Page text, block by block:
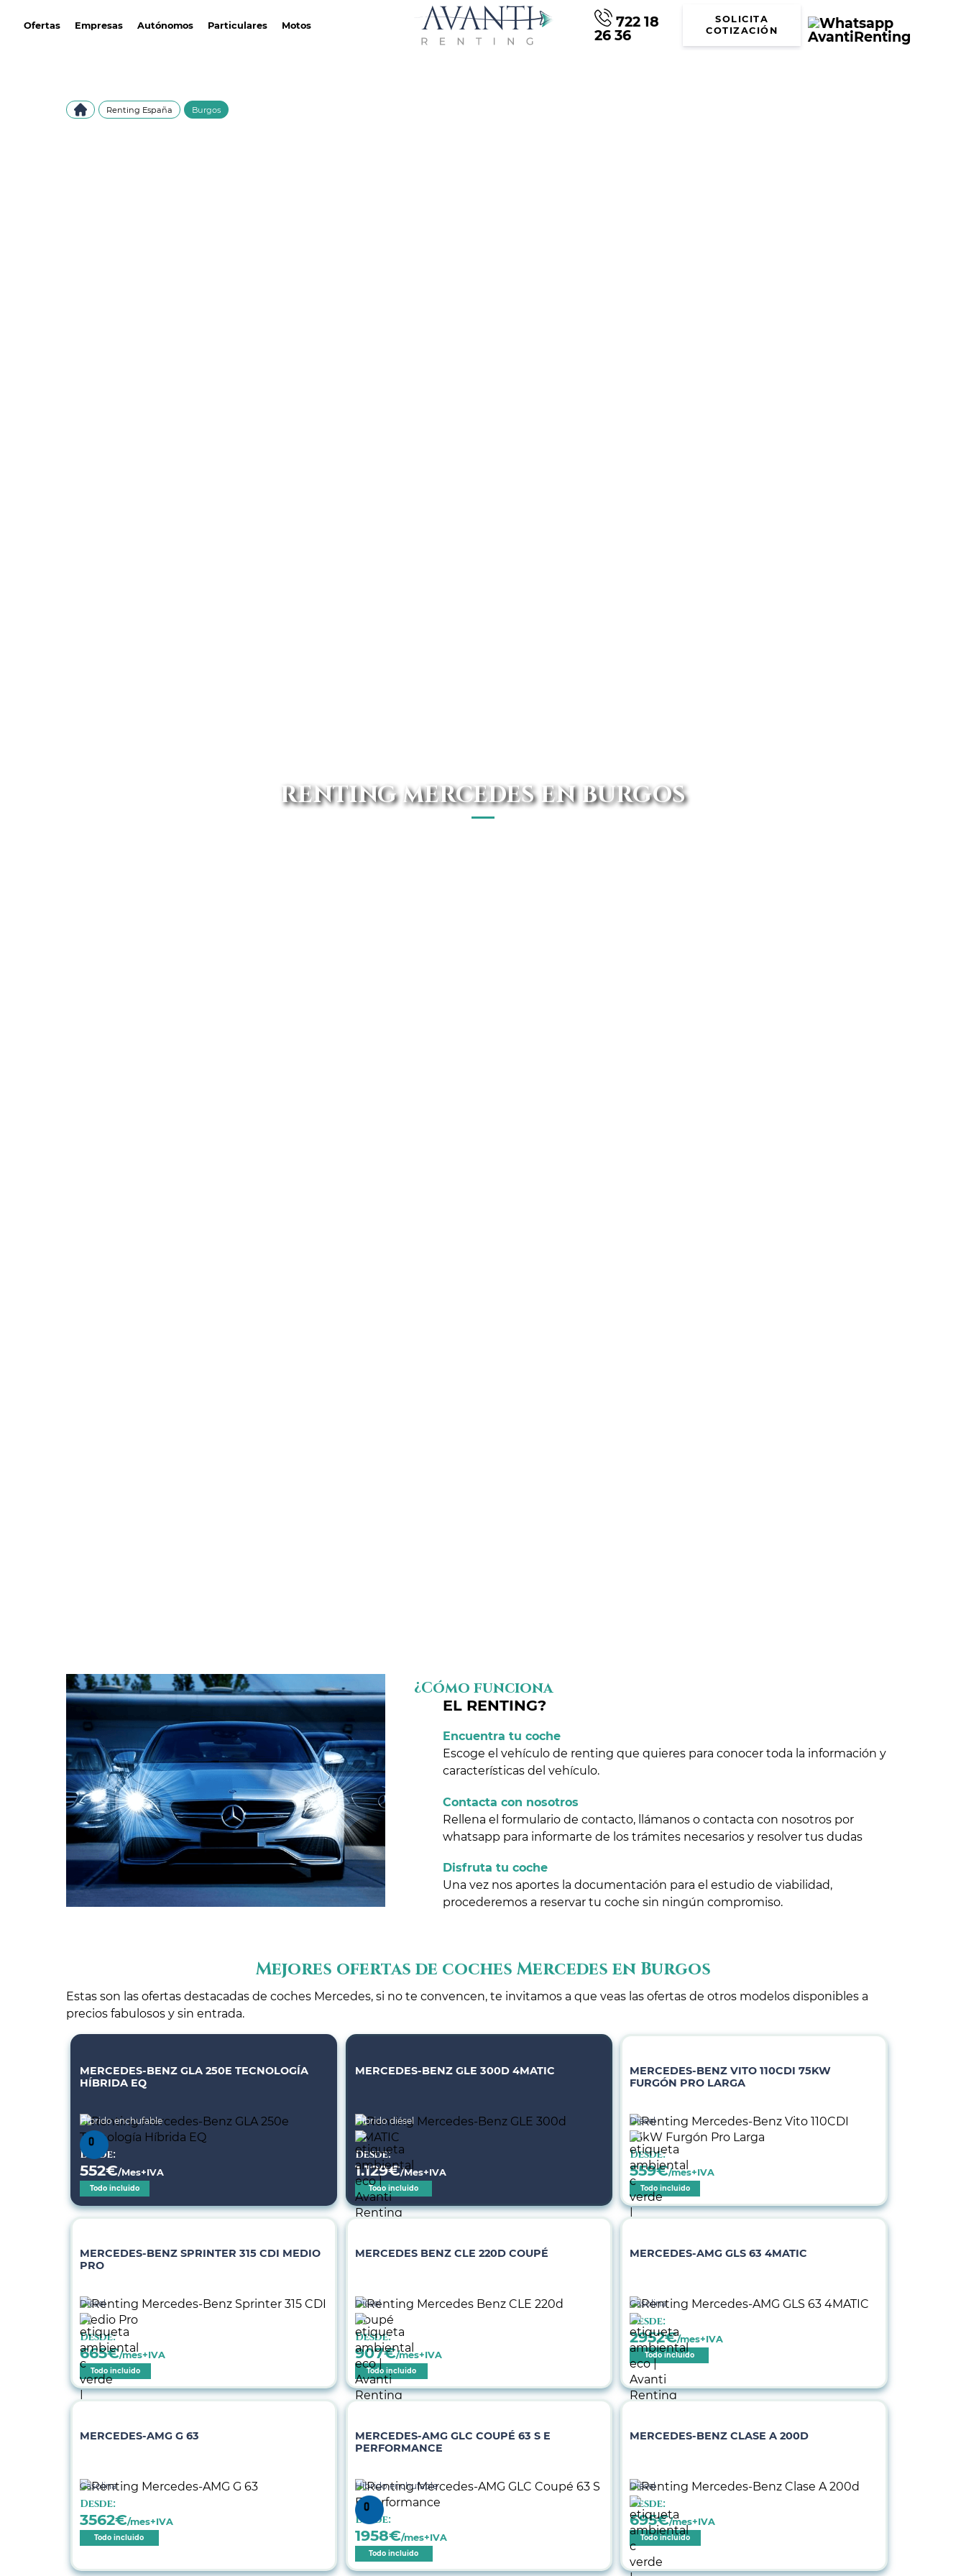
Ofertas Empresas Autónomos Particulares Motos 722 18
26 36
SOLICITA
COTIZACIÓN
Renting España Burgos
RENTING MERCEDES EN BURGOS
¿Cómo funciona
EL RENTING?
Encuentra tu coche
Escoge el vehículo de renting que quieres para conocer toda la información y
características del vehículo.
Contacta con nosotros
Rellena el formulario de contacto, llámanos o contacta con nosotros por
whatsapp para informarte de los trámites necesarios y resolver tus dudas
Disfruta tu coche
Una vez nos aportes la documentación para el estudio de viabilidad,
procederemos a reservar tu coche sin ningún compromiso.
Mejores ofertas de coches Mercedes en Burgos
Estas son las ofertas destacadas de coches Mercedes, si no te convencen, te invitamos a que veas las ofertas de otros modelos disponibles a
precios fabulosos y sin entrada.
MERCEDES-BENZ GLA 250E TECNOLOGÍA
HÍBRIDA EQ
Híbrido enchufable
Desde:
552€/Mes+IVA
Todo incluido
MERCEDES-BENZ GLE 300D 4MATIC
Híbrido diésel
Desde:
1.129€/Mes+IVA
Todo incluido
MERCEDES-BENZ VITO 110CDI 75KW
FURGÓN PRO LARGA
Diésel
Desde:
559€/mes+IVA
Todo incluido
MERCEDES-BENZ SPRINTER 315 CDI MEDIO
PRO
Diésel
Desde:
665€/mes+IVA
Todo incluido
MERCEDES BENZ CLE 220D COUPÉ
Diésel
Desde:
907€/mes+IVA
Todo incluido
MERCEDES-AMG GLS 63 4MATIC
Gasolina
Desde:
2952€/mes+IVA
Todo incluido
MERCEDES-AMG G 63
Gasolina
Desde:
3562€/mes+IVA
Todo incluido
MERCEDES-AMG GLC COUPÉ 63 S E
PERFORMANCE
Híbrido enchufable
Desde:
1958€/mes+IVA
Todo incluido
MERCEDES-BENZ CLASE A 200D
Diésel
Desde:
695€/mes+IVA
Todo incluido